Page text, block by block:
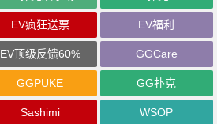
EV疯狂送票 EV福利
EV顶级反馈60% GGCare
GGPUKE GG扑克
Sashimi WSOP